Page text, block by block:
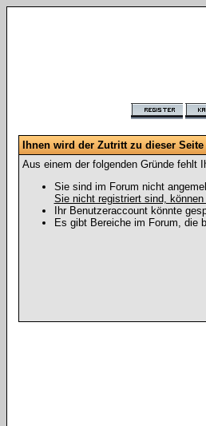
Ihnen wird der Zutritt zu dieser
Aus einem der folgenden Gründe fehlt
Sie sind im Forum nicht
Sie nicht registriert sind,
Ihr Benutzeraccount könnte
Es gibt Bereiche im Forum, die